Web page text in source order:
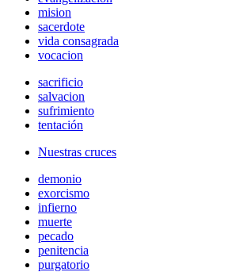
mision
sacerdote
vida consagrada
vocacion
sacrificio
salvacion
sufrimiento
tentación
Nuestras cruces
demonio
exorcismo
infierno
muerte
pecado
penitencia
purgatorio